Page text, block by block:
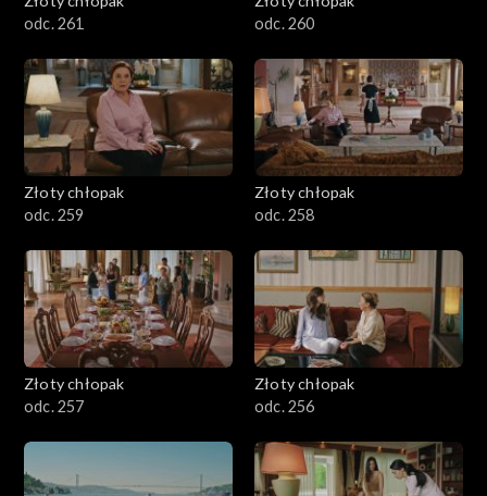
odc. 261
odc. 260
Złoty chłopak
odc. 259
Złoty chłopak
odc. 258
Złoty chłopak
odc. 257
Złoty chłopak
odc. 256